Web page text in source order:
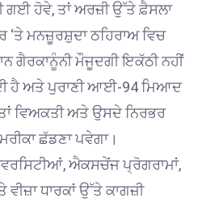
ਗਈ ਹੋਵੇ, ਤਾਂ ਅਰਜ਼ੀ ਉੱਤੇ ਫ਼ੈਸਲਾ
ਮਨਜ਼ੂਰਸ਼ੁਦਾ ਠਹਿਰਾਅ ਵਿਚ
ਗੈਰਕਾਨੂੰਨੀ ਮੌਜੂਦਗੀ ਇਕੱਠੀ ਨਹੀਂ
ਹੈ ਅਤੇ ਪੁਰਾਣੀ ਆਈ-94 ਮਿਆਦ
ਵਿਅਕਤੀ ਅਤੇ ਉਸਦੇ ਨਿਰਭਰ
ਛੱਡਣਾ ਪਵੇਗਾ।
ਐਕਸਚੇਂਜ ਪ੍ਰੋਗਰਾਮਾਂ,
ਵੀਜ਼ਾ ਧਾਰਕਾਂ ਉੱਤੇ ਕਾਗਜ਼ੀ